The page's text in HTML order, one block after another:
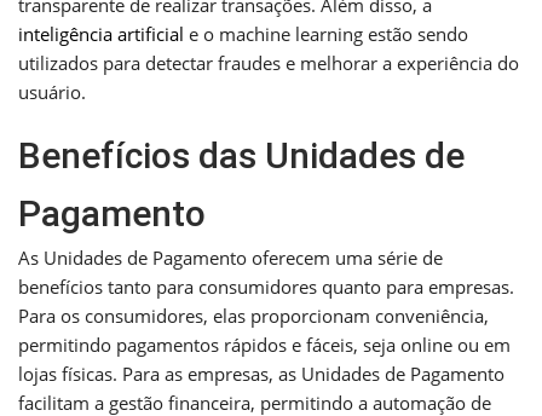
inteligência artificial e o machine learning estão sendo
utilizados para detectar fraudes e melhorar a experiência do
usuário.
Benefícios das Unidades de
Pagamento
As Unidades de Pagamento oferecem uma série de
benefícios tanto para consumidores quanto para empresas.
Para os consumidores, elas proporcionam conveniência,
permitindo pagamentos rápidos e fáceis, seja online ou em
lojas físicas. Para as empresas, as Unidades de Pagamento
facilitam a gestão financeira, permitindo a automação de